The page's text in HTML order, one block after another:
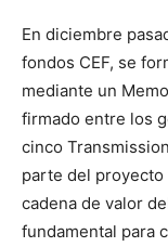
En diciembre
fondos CEF, se
mediante un
firmado entre los
cinco
parte del proyecto
cadena de valor
fundamental para